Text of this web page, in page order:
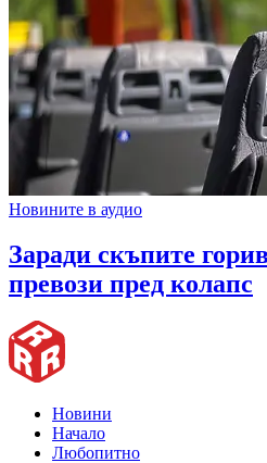
Новините в аудио
Заради скъпите
превози пред колапс
Новини
Начало
Любопитно